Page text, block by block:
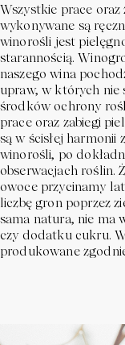
Wszystkie prace oraz
wykonywane są
winorośli jest
starannością.
naszego wina
upraw, w których nie
środków ochrony
prace oraz zabiegi
są w ścisłej
winorośli, po
obserwacjach roślin.
owoce przycinamy
liczbę gron poprzez
sama natura, nie ma
czy dodatku cukru.
produkowane